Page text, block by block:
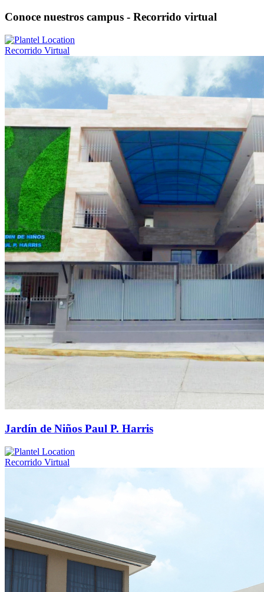
Conoce nuestros campus - Recorrido virtual
Recorrido Virtual
Jardín de Niños Paul P. Harris
Recorrido Virtual